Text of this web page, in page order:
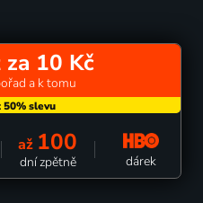
10 Kč
a k tomu
až 100
dní zpětně dárek